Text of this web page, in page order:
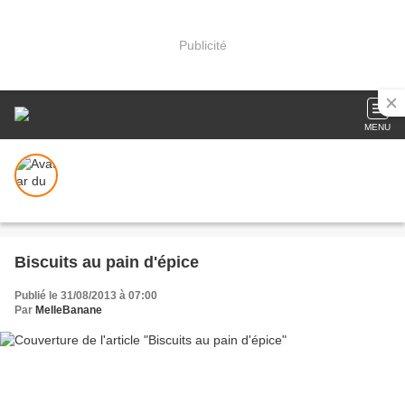
Publicité
MENU
Biscuits au pain d'épice
Publié le 31/08/2013 à 07:00
Par MelleBanane